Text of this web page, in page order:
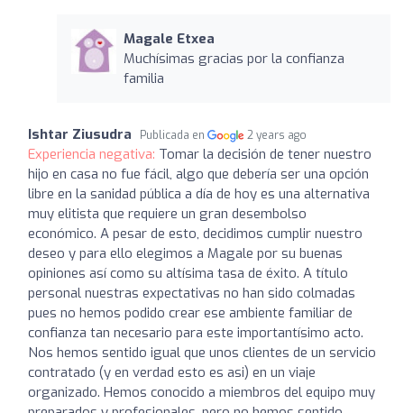
Magale Etxea
Muchísimas gracias por la confianza
familia
Ishtar Ziusudra Publicada en 2 years ago
Experiencia negativa: Tomar la decisión de tener nuestro
hijo en casa no fue fácil, algo que debería ser una opción
libre en la sanidad pública a día de hoy es una alternativa
muy elitista que requiere un gran desembolso
económico. A pesar de esto, decidimos cumplir nuestro
deseo y para ello elegimos a Magale por su buenas
opiniones así como su altísima tasa de éxito. A título
personal nuestras expectativas no han sido colmadas
pues no hemos podido crear ese ambiente familiar de
confianza tan necesario para este importantísimo acto.
Nos hemos sentido igual que unos clientes de un servicio
contratado (y en verdad esto es asi) en un viaje
organizado. Hemos conocido a miembros del equipo muy